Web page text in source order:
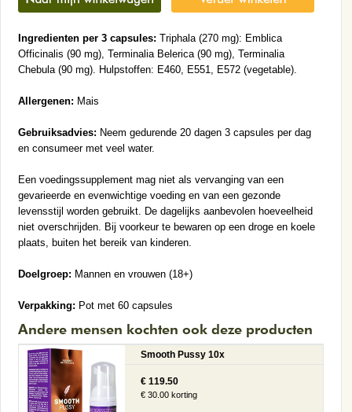
Ingredienten per 3 capsules: Triphala (270 mg): Emblica
Officinalis (90 mg), Terminalia Belerica (90 mg), Terminalia
Chebula (90 mg). Hulpstoffen: E460, E551, E572 (vegetable).
Allergenen: Mais
Gebruiksadvies: Neem gedurende 20 dagen 3 capsules per dag
en consumeer met veel water.
Een voedingssupplement mag niet als vervanging van een
gevarieerde en evenwichtige voeding en van een gezonde
levensstijl worden gebruikt. De dagelijks aanbevolen hoeveelheid
niet overschrijden. Bij voorkeur te bewaren op een droge en koele
plaats, buiten het bereik van kinderen.
Doelgroep: Mannen en vrouwen (18+)
Verpakking: Pot met 60 capsules
Andere mensen kochten ook deze producten
Smooth Pussy 10x
€ 119.50
€ 30.00 korting